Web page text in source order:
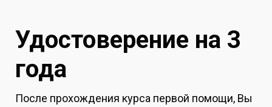
Удостоверение на 3
года
После прохождения курса первой помощи, Вы